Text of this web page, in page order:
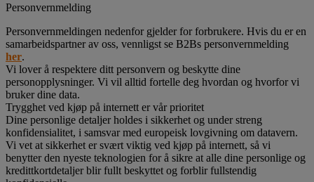
Personvernmelding
Personvernmeldingen nedenfor gjelder for forbrukere. Hvis du er en
samarbeidspartner av oss, vennligst se B2Bs personvernmelding
her.
Vi lover å respektere ditt personvern og beskytte dine
personopplysninger. Vi vil alltid fortelle deg hvordan og hvorfor vi
bruker dine data.
Trygghet ved kjøp på internett er vår prioritet
Dine personlige detaljer holdes i sikkerhet og under streng
konfidensialitet, i samsvar med europeisk lovgivning om datavern.
Vi vet at sikkerhet er svært viktig ved kjøp på internett, så vi
benytter den nyeste teknologien for å sikre at alle dine personlige og
kredittkortdetaljer blir fullt beskyttet og forblir fullstendig